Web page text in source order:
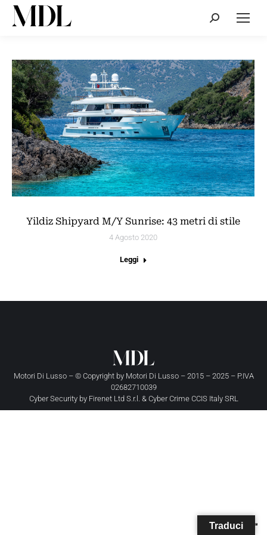
Cerca:
Yildiz Shipyard M/Y Sunrise: 43 metri di stile
4 Agosto 2020
Leggi
Motori Di Lusso – © Copyright by Motori Di Lusso– 2015 – 2025 – P.IVA
02682710039
Cyber Security by Firenet Ltd S.r.l. & Cyber Crime CCIS Italy SRL
Traduci